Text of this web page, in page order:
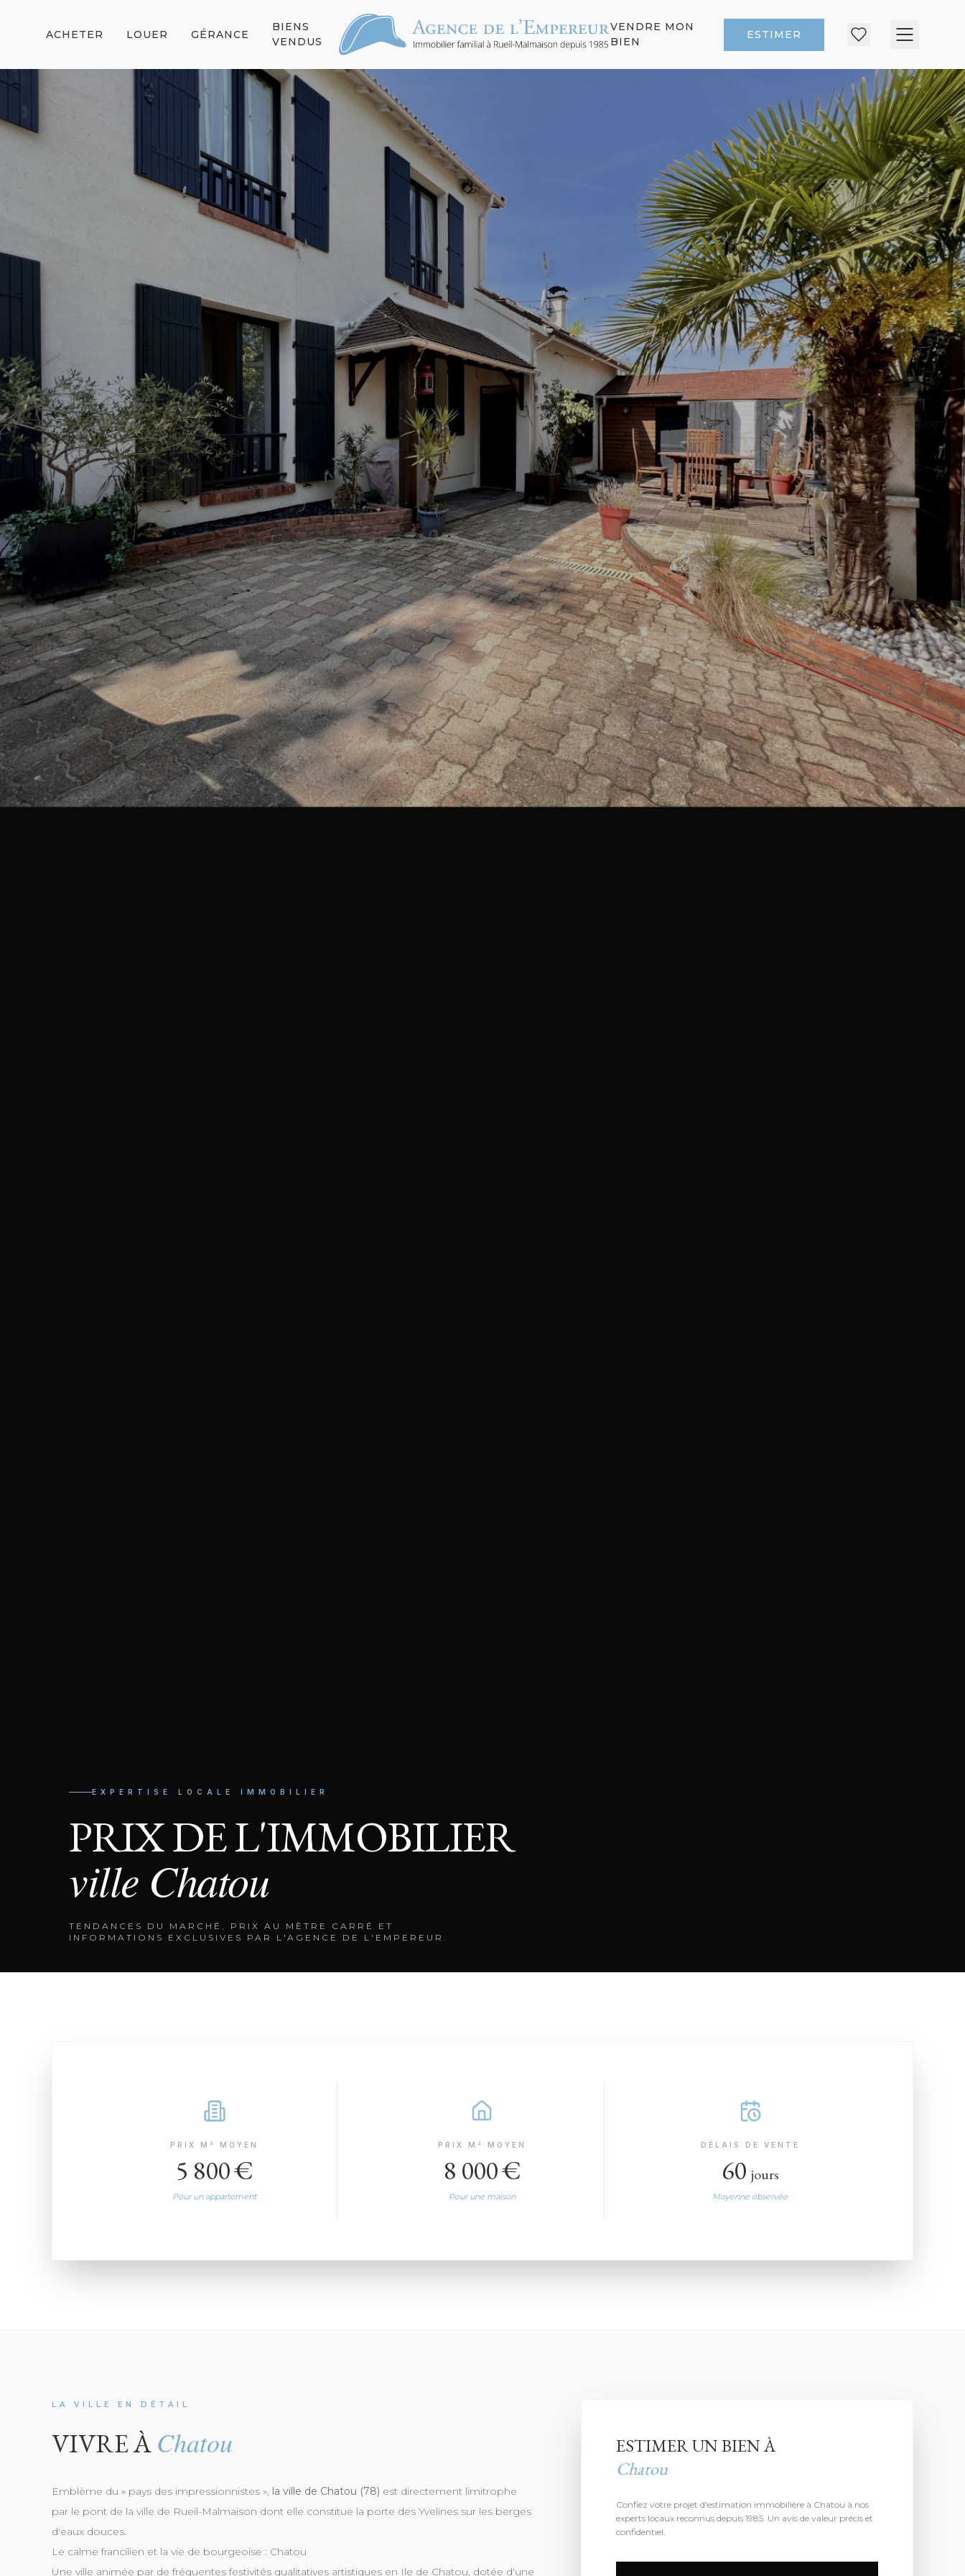
ACHETER LOUER GÉRANCE
BIENS
VENDUS
VENDRE MON
BIEN
ESTIMER
EXPERTISE LOCALE IMMOBILIER
PRIX DE L'IMMOBILIER
ville Chatou
TENDANCES DU MARCHÉ, PRIX AU MÈTRE CARRÉ ET
INFORMATIONS EXCLUSIVES PAR L'AGENCE DE L'EMPEREUR.
PRIX M² MOYEN
5 800 €
Pour un appartement
PRIX M² MOYEN
8 000 €
Pour une maison
DÉLAIS DE VENTE
60 jours
Moyenne observée
LA VILLE EN DÉTAIL
VIVRE ÀChatou
Emblème du « pays des impressionnistes », la ville de Chatou (78) est directement limitrophe
par le pont de la ville de Rueil-Malmaison dont elle constitue la porte des Yvelines sur les berges
d'eaux douces.
Le calme francilien et la vie de bourgeoise : Chatou
Une ville animée par de fréquentes festivités qualitatives artistiques en Ile de Chatou, dotée d'une
ESTIMER UN BIEN À
Chatou
Confiez votre projet d'estimation immobilière à Chatou à nos
experts locaux reconnus depuis 1985. Un avis de valeur précis et
confidentiel.